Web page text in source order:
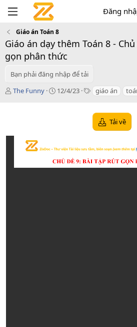
Đăng
Giáo án Toán 8
Giáo án dạy thêm Toán 8 -
gọn phân thức
Bạn phải đăng nhập để tải
T
ả
The Funny
C
n
d
12/4/23
T
s
giáo án
Tải về